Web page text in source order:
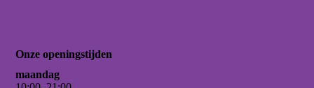
Onze openingstijden
maandag